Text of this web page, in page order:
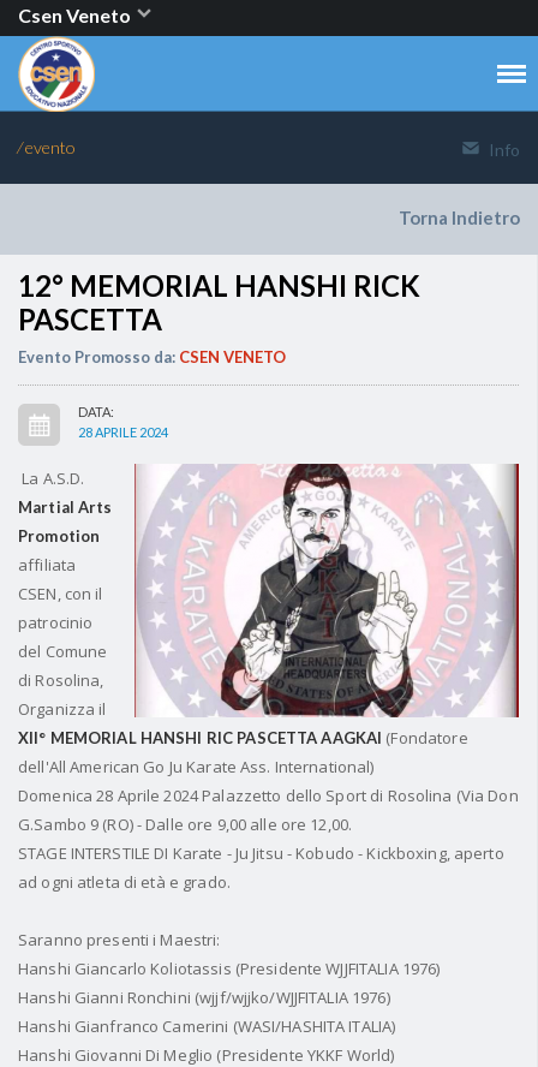
Csen Veneto
⁄ evento Info
Torna Indietro
12° MEMORIAL HANSHI RICK
PASCETTA
Evento Promosso da: CSEN VENETO
DATA:
28 APRILE 2024
La A.S.D.
Martial Arts
Promotion
affiliata
CSEN, con il
patrocinio
del Comune
di Rosolina,
Organizza il
XII° MEMORIAL HANSHI RIC PASCETTA AAGKAI (Fondatore
dell'All American Go Ju Karate Ass. International)
Domenica 28 Aprile 2024 Palazzetto dello Sport di Rosolina (Via Don
G.Sambo 9 (RO) - Dalle ore 9,00 alle ore 12,00.
STAGE INTERSTILE DI Karate - Ju Jitsu - Kobudo - Kickboxing, aperto
ad ogni atleta di età e grado.
Saranno presenti i Maestri:
Hanshi Giancarlo Koliotassis (Presidente WJJFITALIA 1976)
Hanshi Gianni Ronchini (wjjf/wjjko/WJJFITALIA 1976)
Hanshi Gianfranco Camerini (WASI/HASHITA ITALIA)
Hanshi Giovanni Di Meglio (Presidente YKKF World)